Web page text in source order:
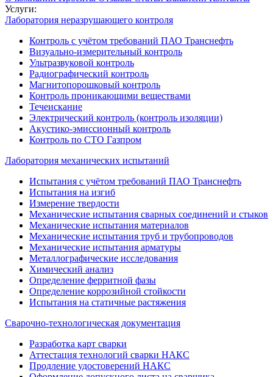
Услуги:
Лаборатория неразрушающего контроля
Контроль с учётом требований ПАО Транснефть
Визуально-измерительный контроль
Ультразвуковой контроль
Радиографический контроль
Магнитопорошковый контроль
Контроль проникающими веществами
Течеискание
Электрический контроль (контроль изоляции)
Акустико-эмиссионный контроль
Контроль по СТО Газпром
Лаборатория механических испытаний
Испытания с учётом требований ПАО Транснефть
Испытания на изгиб
Измерение твердости
Механические испытания сварных соединений и стыков
Механические испытания материалов
Механические испытания труб и трубопроводов
Механические испытания арматуры
Металлографические исследования
Химический анализ
Определение ферритной фазы
Определение коррозийной стойкости
Испытания на статичные растяжения
Сварочно-технологическая документация
Разработка карт сварки
Аттестация технологий сварки НАКС
Продление удостоверений НАКС